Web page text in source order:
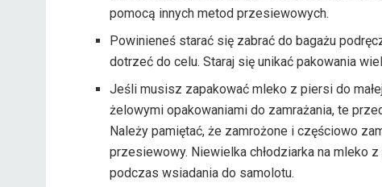
pomocą innych metod przesiewowych.
Powinieneś starać się zabrać do bagażu
dotrzeć do celu. Staraj się unikać pakowania
Jeśli musisz zapakować mleko z piersi do
żelowymi opakowaniami do zamrażania, te
Należy pamiętać, że zamrożone i częściowo
przesiewowy. Niewielka chłodziarka na mleko
podczas wsiadania do samolotu.